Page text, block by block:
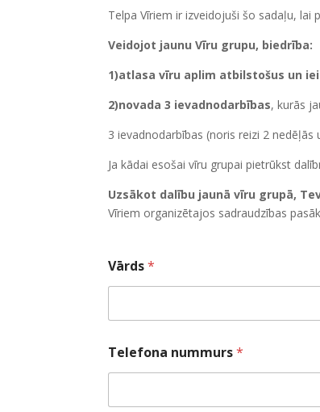
Telpa Vīriem ir izveidojuši šo sadaļu, lai
Veidojot jaunu Vīru grupu, biedrība:
1)atlasa vīru aplim atbilstošus un
2)novada 3 ievadnodarbības, kurās
3 ievadnodarbības (noris reizi 2 nedēļās
Ja kādai esošai vīru grupai pietrūkst
Uzsākot dalību jaunā vīru grupā,
Vīriem organizētajos sadraudzības
Vārds*
Telefona nummurs*